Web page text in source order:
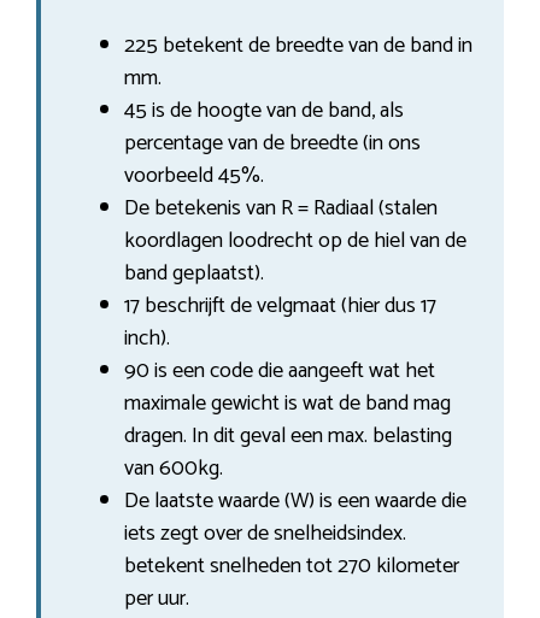
225 betekent de breedte van de band in
mm.
45 is de hoogte van de band, als
percentage van de breedte (in ons
voorbeeld 45%.
De betekenis van R = Radiaal (stalen
koordlagen loodrecht op de hiel van de
band geplaatst).
17 beschrijft de velgmaat (hier dus 17
inch).
90 is een code die aangeeft wat het
maximale gewicht is wat de band mag
dragen. In dit geval een max. belasting
van 600kg.
De laatste waarde (W) is een waarde die
iets zegt over de snelheidsindex.
betekent snelheden tot 270 kilometer
per uur.